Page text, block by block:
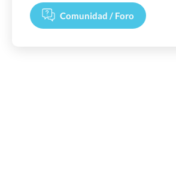
Comunidad / Foro